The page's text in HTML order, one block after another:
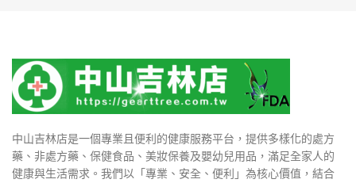
中山吉林店是一個專業且便利的健康服務平台，提供多樣化的處方
藥、非處方藥、保健食品、美妝保養及嬰幼兒用品，滿足全家人的
健康與生活需求。我們以「專業、安全、便利」為核心價值，結合